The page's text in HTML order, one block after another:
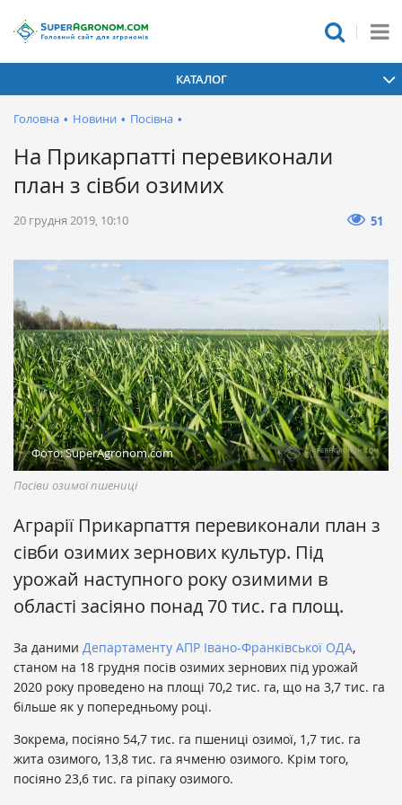
КАТАЛОГ
Головна • Новини • Посівна •
На Прикарпатті перевиконали
план з сівби озимих
20 грудня 2019, 10:10 51
Фото: SuperAgronom.com
Посіви озимої пшениці
Аграрії Прикарпаття перевиконали план з
сівби озимих зернових культур. Під
урожай наступного року озимими в
області засіяно понад 70 тис. га площ.
За даними Департаменту АПР Івано-Франківської ОДА,
станом на 18 грудня посів озимих зернових під урожай
2020 року проведено на площі 70,2 тис. га, що на 3,7 тис. га
більше як у попередньому році.
Зокрема, посіяно 54,7 тис. га пшениці озимої, 1,7 тис. га
жита озимого, 13,8 тис. га ячменю озимого. Крім того,
посіяно 23,6 тис. га ріпаку озимого.